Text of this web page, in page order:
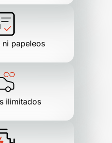
ni papeleos
ilimitados